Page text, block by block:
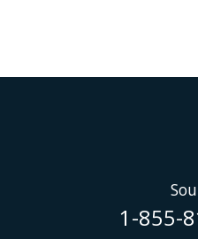
1-855-